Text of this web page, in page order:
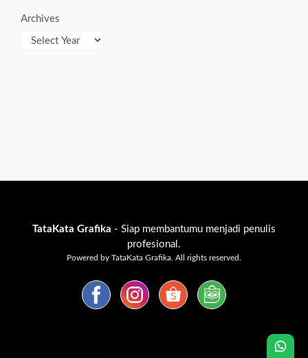
Archives
TataKata Grafika - Siap membantumu menjadi penulis
profesional.
Powered by TataKata Grafika. All rights reserved.